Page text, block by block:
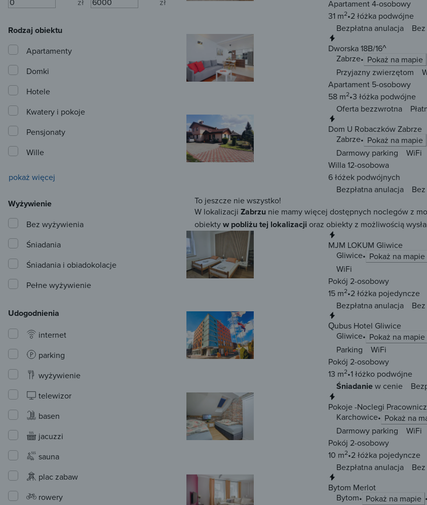
Apartament 4-osobowy
31 m2 2 łóżka podwójne
Bezpłatna anulacja
Dworska 18B/16^
Zabrze
Pokaż na mapie
Przyjazny zwierzętom
Apartament 5-osobowy
58 m2 3 łóżka podwójne
Oferta bezzwrotna
Dom U Robaczków Zabrze
Zabrze
Pokaż na mapie
Darmowy parking
WiFi
Willa 12-osobowa
6 łóżek podwójnych
Bezpłatna anulacja
To jeszcze nie wszystko!
W lokalizacji Zabrzu nie mamy więcej dostępnych noclegów z
obiektyw pobliżu tej lokalizacji oraz obiekty z możliwością
MJM LOKUM Gliwice
Gliwice
Pokaż na mapie
WiFi
Pokój 2-osobowy
15 m2 2 łóżka pojedyncze
Bezpłatna anulacja
Qubus Hotel Gliwice
Gliwice
Pokaż na mapie
Parking
WiFi
Pokój 2-osobowy
13 m2 1 łóżko podwójne
Śniadaniew cenie
Pokoje -Noclegi
Karchowice
Pokaż na
Darmowy parking
WiFi
Pokój 2-osobowy
10 m2 2 łóżka pojedyncze
Bezpłatna anulacja
Bytom Merlot
Bytom
Pokaż na mapie
Rodzaj obiektu
Apartamenty
Domki
Hotele
Kwatery i pokoje
Pensjonaty
Wille
pokaż więcej
Wyżywienie
Bez wyżywienia
Śniadania
Śniadania i obiadokolacje
Pełne wyżywienie
Udogodnienia
internet
parking
wyżywienie
telewizor
basen
jacuzzi
sauna
plac zabaw
rowery